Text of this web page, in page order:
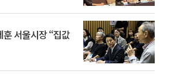
서울시장 “집값